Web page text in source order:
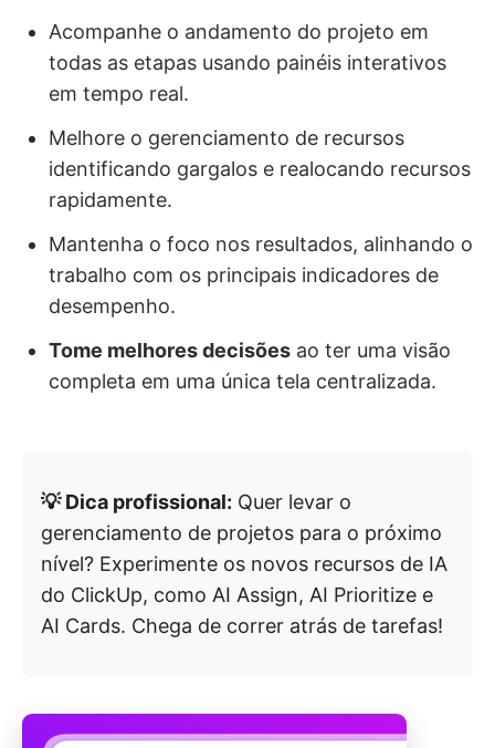
Acompanhe o andamento do projeto em
todas as etapas usando painéis interativos
em tempo real.
Melhore o gerenciamento de recursos
identificando gargalos e realocando recursos
rapidamente.
Mantenha o foco nos resultados, alinhando o
trabalho com os principais indicadores de
desempenho.
Tome melhores decisões ao ter uma visão
completa em uma única tela centralizada.
💡 Dica profissional: Quer levar o
gerenciamento de projetos para o próximo
nível? Experimente os novos recursos de IA
do ClickUp, como AI Assign, AI Prioritize e
AI Cards. Chega de correr atrás de tarefas!